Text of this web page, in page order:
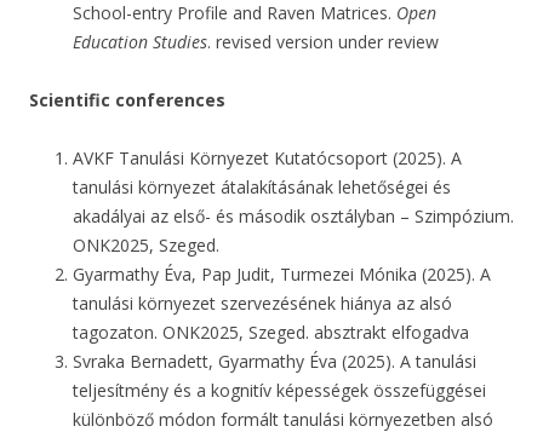
School-entry Profile and Raven Matrices. Open
Education Studies. revised version under review
Scientific conferences
AVKF Tanulási Környezet Kutatócsoport (2025). A
tanulási környezet átalakításának lehetőségei és
akadályai az első- és második osztályban – Szimpózium.
ONK2025, Szeged.
Gyarmathy Éva, Pap Judit, Turmezei Mónika (2025). A
tanulási környezet szervezésének hiánya az alsó
tagozaton. ONK2025, Szeged. absztrakt elfogadva
Svraka Bernadett, Gyarmathy Éva (2025). A tanulási
teljesítmény és a kognitív képességek összefüggései
különböző módon formált tanulási környezetben alsó